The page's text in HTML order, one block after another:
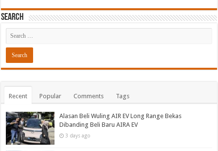
Search
Recent Popular Comments Tags
Alasan Beli Wuling AIR EV Long Range Bekas
Dibanding Beli Baru AIRA EV
3 days ago